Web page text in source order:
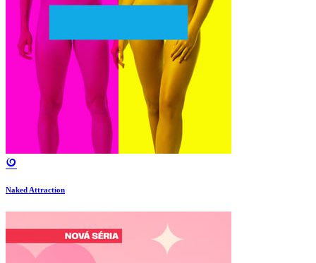
Naked Attraction